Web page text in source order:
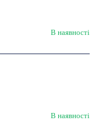
В наявності
В наявності